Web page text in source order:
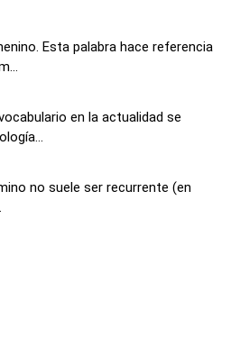
Esta palabra hace referencia
en la actualidad se
no suele ser recurrente (en